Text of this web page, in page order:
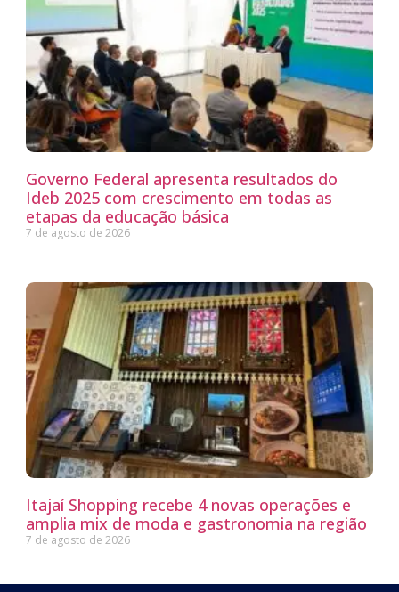
Governo Federal apresenta resultados do
Ideb 2025 com crescimento em todas as
etapas da educação básica
7 de agosto de 2026
Itajaí Shopping recebe 4 novas operações e
amplia mix de moda e gastronomia na região
7 de agosto de 2026